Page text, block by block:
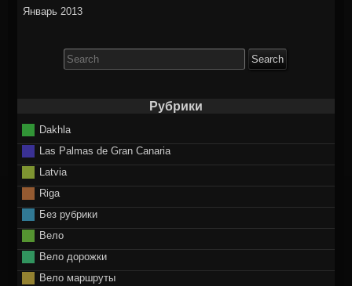
Январь 2013
for:
Рубрики
Dakhla
Las Palmas de Gran Canaria
Latvia
Riga
Без рубрики
Вело
Вело дорожки
Вело маршруты